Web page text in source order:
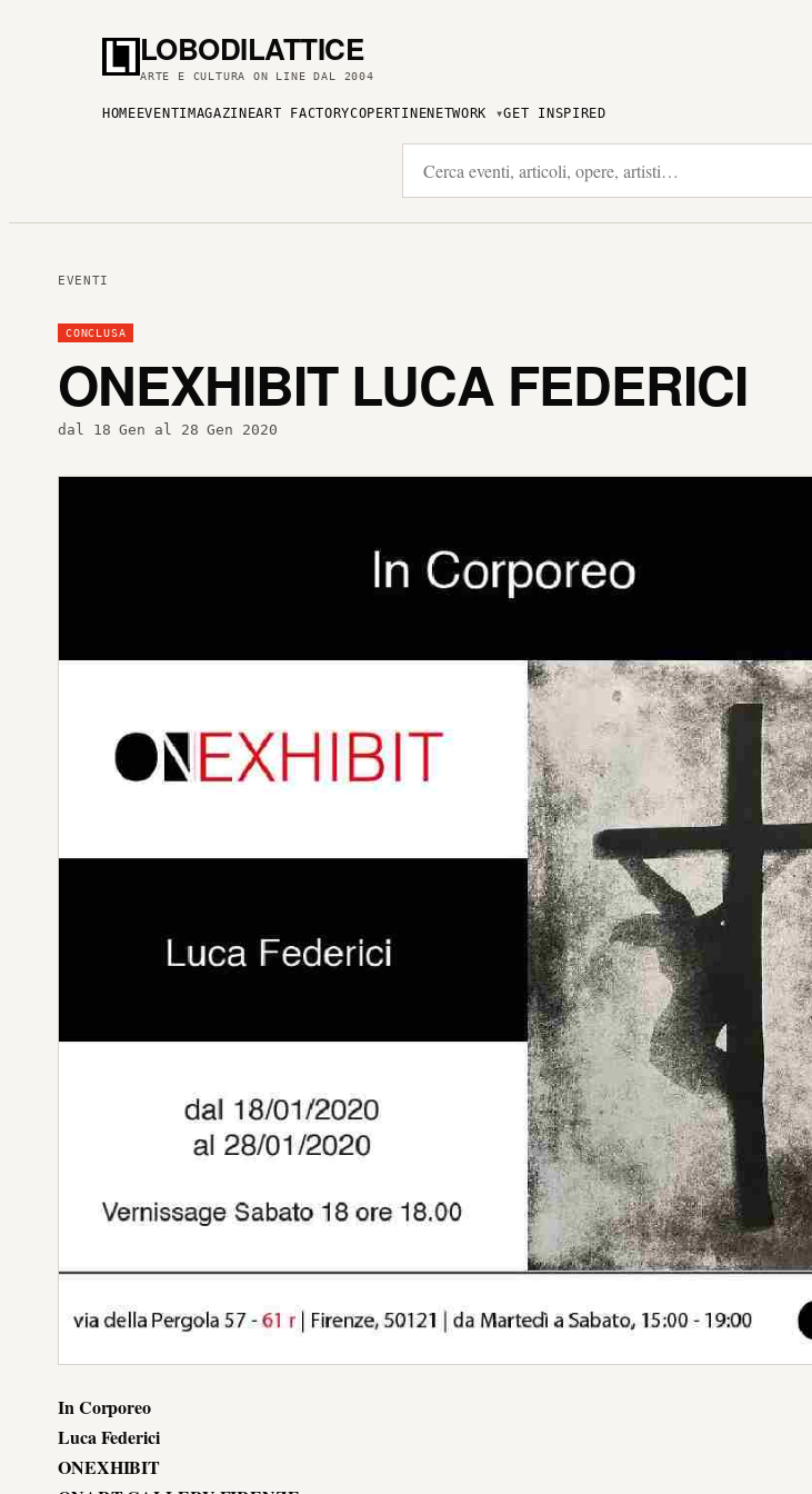
LOBODILATTICE
ARTE E CULTURA ON LINE DAL 2004
HOME EVENTI MAGAZINEART FACTORYCOPERTINENETWORK GET INSPIRED
EVENTI
CONCLUSA
ONEXHIBIT LUCA FEDERICI
dal 18 Gen al 28 Gen 2020
In Corporeo
Luca Federici
ONEXHIBIT